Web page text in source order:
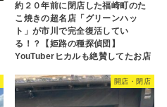
約２０年前に閉店した福崎町のた
こ焼きの超名店「グリーンハッ
ト」が市川で完全復活してい
る！？【姫路の種探偵団】
YouTuberヒカルも絶賛してたお店
開店・閉店